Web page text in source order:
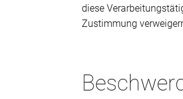
diese
Zustimmung